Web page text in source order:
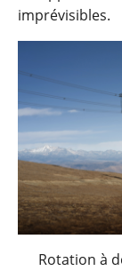
imprévisibles.
Rotation à